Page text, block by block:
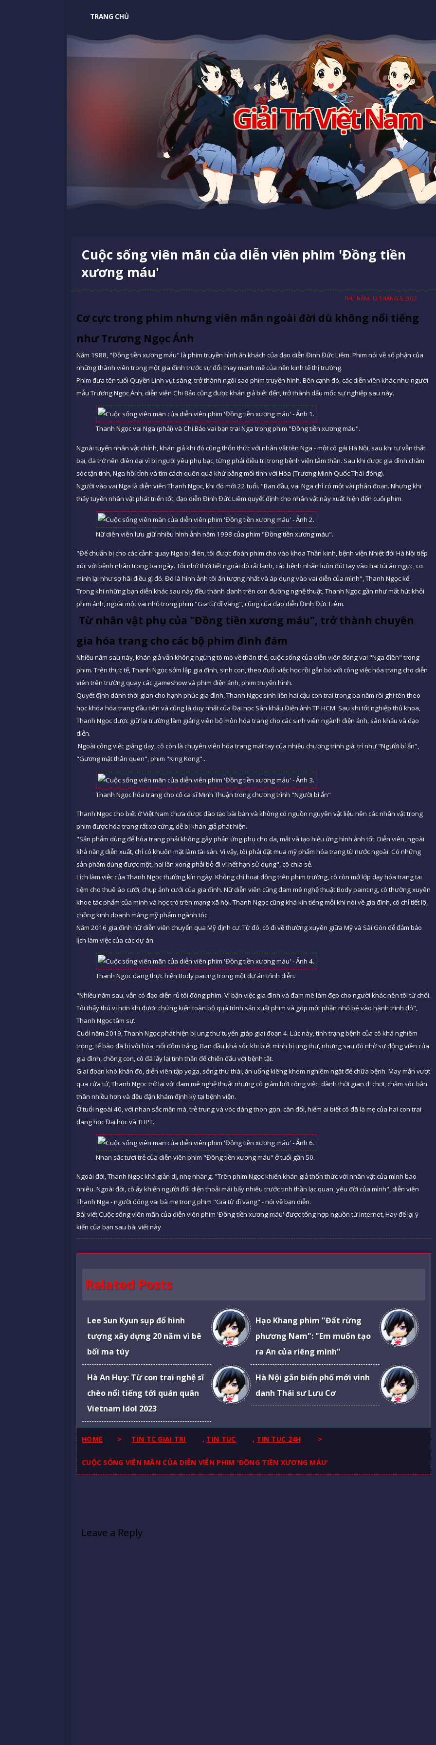
TRANG CHỦ
Giải Trí Việt Nam
Cuộc sống viên mãn của diễn viên phim 'Đồng tiền
xương máu'
THỨ NĂM, 12 THÁNG 5, 2022
Cơ cực trong phim nhưng viên mãn ngoài đời dù không nổi tiếng
như Trương Ngọc Ánh
Năm 1988, "Đồng tiền xương máu" là phim truyền hình ăn khách của đạo diễn Đinh Đức Liêm. Phim nói về số phận của
những thành viên trong một gia đình trước sự đổi thay mạnh mẽ của nền kinh tế thị trường.
Phim đưa tên tuổi Quyền Linh vụt sáng, trở thành ngôi sao phim truyền hình. Bên cạnh đó, các diễn viên khác như người
mẫu Trương Ngọc Ánh, diễn viên Chi Bảo cũng được khán giả biết đến, trở thành dấu mốc sự nghiệp sau này.
Thanh Ngọc vai Nga (phải) và Chi Bảo vai bạn trai Nga trong phim "Đồng tiền xương máu".
Ngoài tuyến nhân vật chính, khán giả khi đó cũng thổn thức với nhân vật tên Nga - một cô gái Hà Nội, sau khi tự vẫn thất
bại, đã trở nên điên dại vì bị người yêu phụ bạc, từng phải điều trị trong bệnh viện tâm thần. Sau khi được gia đình chăm
sóc tận tình, Nga hồi tỉnh và tìm cách quên quá khứ bằng mối tình với Hòa (Trương Minh Quốc Thái đóng).
Người vào vai Nga là diễn viên Thanh Ngọc, khi đó mới 22 tuổi. "Ban đầu, vai Nga chỉ có một vài phân đoạn. Nhưng khi
thấy tuyến nhân vật phát triển tốt, đạo diễn Đinh Đức Liêm quyết định cho nhân vật này xuất hiện đến cuối phim.
Nữ diên viên lưu giữ nhiều hình ảnh năm 1998 của phim "Đồng tiền xương máu".
"Để chuẩn bị cho các cảnh quay Nga bị điên, tôi được đoàn phim cho vào khoa Thần kinh, bệnh viện Nhiệt đới Hà Nội tiếp
xúc với bệnh nhân trong ba ngày. Tôi nhớ thời tiết ngoài đó rất lạnh, các bệnh nhân luôn đút tay vào hai túi áo ngực, co
mình lại như sợ hãi điều gì đó. Đó là hình ảnh tôi ấn tượng nhất và áp dụng vào vai diễn của mình", Thanh Ngọc kể.
Trong khi những bạn diễn khác sau này đều thành danh trên con đường nghệ thuật, Thanh Ngọc gần như mất hút khỏi
phim ảnh, ngoài một vai nhỏ trong phim "Giã từ dĩ vãng", cũng của đạo diễn Đinh Đức Liêm.
Từ nhân vật phụ của "Đồng tiền xương máu", trở thành chuyên
gia hóa trang cho các bộ phim đình đám
Nhiều năm sau này, khán giả vẫn không ngừng tò mò về thân thế, cuộc sống của diễn viên đóng vai "Nga điên" trong
phim. Trên thực tế, Thanh Ngọc sớm lập gia đình, sinh con, theo đuổi việc học rồi gắn bó với công việc hóa trang cho diễn
viên trên trường quay các gameshow và phim điện ảnh, phim truyền hình.
Quyết định dành thời gian cho hạnh phúc gia đình, Thanh Ngọc sinh liền hai cậu con trai trong ba năm rồi ghi tên theo
học khóa hóa trang đầu tiên và cũng là duy nhất của Đại học Sân khấu Điện ảnh TP HCM. Sau khi tốt nghiệp thủ khoa,
Thanh Ngọc được giữ lại trường làm giảng viên bộ môn hóa trang cho các sinh viên ngành điện ảnh, sân khấu và đạo
diễn.
Ngoài công việc giảng dạy, cô còn là chuyên viên hóa trang mát tay của nhiều chương trình giải trí như "Người bí ẩn",
"Gương mặt thân quen", phim "King Kong"...
Thanh Ngọc hóa trang cho cố ca sĩ Minh Thuận trong chương trình "Người bí ẩn"
Thanh Ngọc cho biết ở Việt Nam chưa được đào tạo bài bản và không có nguồn nguyên vật liệu nên các nhân vật trong
phim được hóa trang rất xơ cứng, dễ bị khán giả phát hiện.
"Sản phẩm dùng để hóa trang phải không gây phản ứng phụ cho da, mắt và tạo hiệu ứng hình ảnh tốt. Diễn viên, ngoài
khả năng diễn xuất, chỉ có khuôn mặt làm tài sản. Vì vậy, tôi phải đặt mua mỹ phẩm hóa trang từ nước ngoài. Có những
sản phẩm dùng được một, hai lần xong phải bỏ đi vì hết hạn sử dụng", cô chia sẻ.
Lịch làm việc của Thanh Ngọc thường kín ngày. Không chỉ hoạt động trên phim trường, cô còn mở lớp dạy hóa trang tại
tiệm cho thuê áo cưới, chụp ảnh cưới của gia đình. Nữ diễn viên cũng đam mê nghệ thuật Body painting, cô thường xuyên
khoe tác phẩm của mình và học trò trên mạng xã hội. Thanh Ngọc cũng khá kín tiếng mỗi khi nói về gia đình, cô chỉ tiết lộ,
chồng kinh doanh mảng mỹ phẩm ngành tóc.
Năm 2016 gia đình nữ diễn viên chuyển qua Mỹ định cư. Từ đó, cô đi về thường xuyên giữa Mỹ và Sài Gòn để đảm bảo
lịch làm việc của các dự án.
Thanh Ngọc đang thực hiện Body paiting trong một dự án trình diễn.
"Nhiều năm sau, vẫn có đạo diễn rủ tôi đóng phim. Vì bận việc gia đình và đam mê làm đẹp cho người khác nên tôi từ chối.
Tôi thấy thú vị hơn khi được chứng kiến toàn bộ quá trình sản xuất phim và góp một phần nhỏ bé vào hành trình đó",
Thanh Ngọc tâm sự.
Cuối năm 2019, Thanh Ngọc phát hiện bị ung thư tuyến giáp giai đoạn 4. Lúc này, tình trạng bệnh của cô khá nghiêm
trọng, tế bào đã bị vôi hóa, nổi đốm trắng. Ban đầu khá sốc khi biết mình bị ung thư, nhưng sau đó nhờ sự động viên của
gia đình, chồng con, cô đã lấy lại tinh thần để chiến đấu với bệnh tật.
Giai đoạn khó khăn đó, diễn viên tập yoga, sống thư thái, ăn uống kiêng khem nghiêm ngặt để chữa bệnh. May mắn vượt
qua cửa tử, Thanh Ngọc trở lại với đam mê nghệ thuật nhưng cô giảm bớt công việc, dành thời gian đi chơi, chăm sóc bản
thân nhiều hơn và đều đặn khám định kỳ tại bệnh viện.
Ở tuổi ngoài 40, với nhan sắc mặn mà, trẻ trung và vóc dáng thon gọn, cân đối, hiếm ai biết cô đã là mẹ của hai con trai
đang học Đại học và THPT.
Nhan săc tươi trẻ của diễn viên phim "Đồng tiền xương máu" ở tuổi gần 50.
Ngoài đời, Thanh Ngọc khá giản dị, nhẹ nhàng. "Trên phim Ngọc khiến khán giả thổn thức với nhân vật của mình bao
nhiêu. Ngoài đời, cô ấy khiến người đối diện thoải mái bấy nhiêu trước tinh thần lạc quan, yêu đời của mình", diễn viên
Thanh Nga - người đóng vai bà mẹ trong phim "Giã từ dĩ vãng" - nói về bạn diễn.
Bài viết Cuộc sống viên mãn của diễn viên phim 'Đồng tiền xương máu' được tổng hợp nguồn từ Internet, Hay để lại ý
kiến của bạn sau bài viết này
Related Posts
Lee Sun Kyun sụp đổ hình
tượng xây dựng 20 năm vì bê
bối ma túy
Hạo Khang phim "Đất rừng
phương Nam": "Em muốn tạo
ra An của riêng mình"
Hà An Huy: Từ con trai nghệ sĩ
chèo nổi tiếng tới quán quân
Vietnam Idol 2023
Hà Nội gắn biển phố mới vinh
danh Thái sư Lưu Cơ
HOME > TIN TC GIAI TRI , TIN TUC , TIN TUC 24H >
CUỘC SỐNG VIÊN MÃN CỦA DIỄN VIÊN PHIM 'ĐỒNG TIỀN XƯƠNG MÁU'
Leave a Reply